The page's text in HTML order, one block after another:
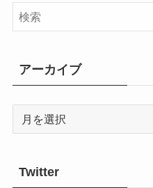
アーカイブ
Twitter